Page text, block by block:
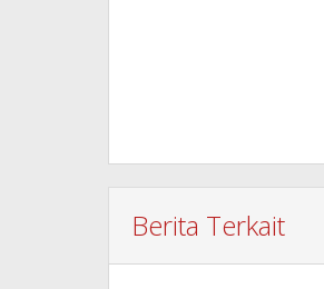
Berita Terkait